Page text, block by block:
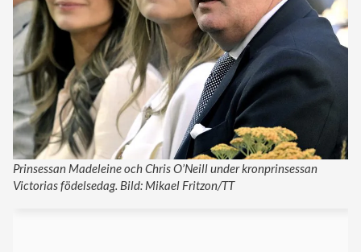
Prinsessan Madeleine och Chris O’Neill under kronprinsessan
Victorias födelsedag. Bild: Mikael Fritzon/TT